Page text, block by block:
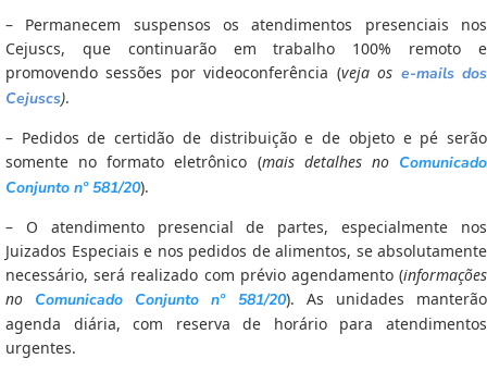
– Permanecem suspensos os atendimentos presenciais nos
Cejuscs, que continuarão em trabalho 100% remoto e
promovendo sessões por videoconferência (veja os e-mails dos
Cejuscs).
– Pedidos de certidão de distribuição e de objeto e pé serão
somente no formato eletrônico (mais detalhes no Comunicado
Conjunto nº 581/20).
– O atendimento presencial de partes, especialmente nos
Juizados Especiais e nos pedidos de alimentos, se absolutamente
necessário, será realizado com prévio agendamento (informações
no
Comunicado Conjunto nº 581/20). As unidades manterão
agenda diária, com reserva de horário para atendimentos
urgentes.